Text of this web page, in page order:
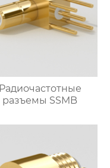
Радиочастотные
разъемы SSMB